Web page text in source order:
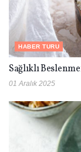
HABER TURU
Sağlıklı
01 Aralık 2025